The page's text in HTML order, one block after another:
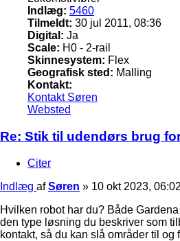
Indlæg: 5460
Tilmeldt: 30 jul 2011, 08:36
Digital: Ja
Scale: H0 - 2-rail
Skinnesystem: Flex
Geografisk sted: Malling
Kontakt:
Kontakt Søren
Websted
Re: Stik til udendørs brug
Citer
Indlæg afSøren » 10 okt 2023, 06:02
Hvilken robot har du? Både
den type løsning du beskriver som
kontakt, så du kan slå områder til og